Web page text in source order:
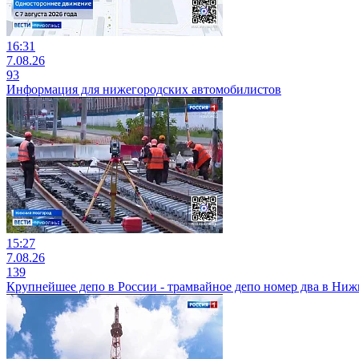
16:31
7.08.26
93
Информация для нижегородских автомобилистов
15:27
7.08.26
139
Крупнейшее депо в России - трамвайное депо номер два в